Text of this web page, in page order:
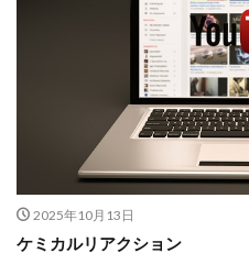
2025年10月13日
ケミカルリアクション